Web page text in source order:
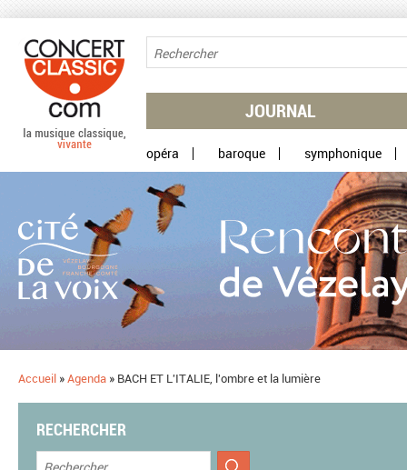
JOURNAL
opéra baroque symphonique
Accueil »Agenda » BACH ET L'ITALIE, l'ombre et la lumière
RECHERCHER